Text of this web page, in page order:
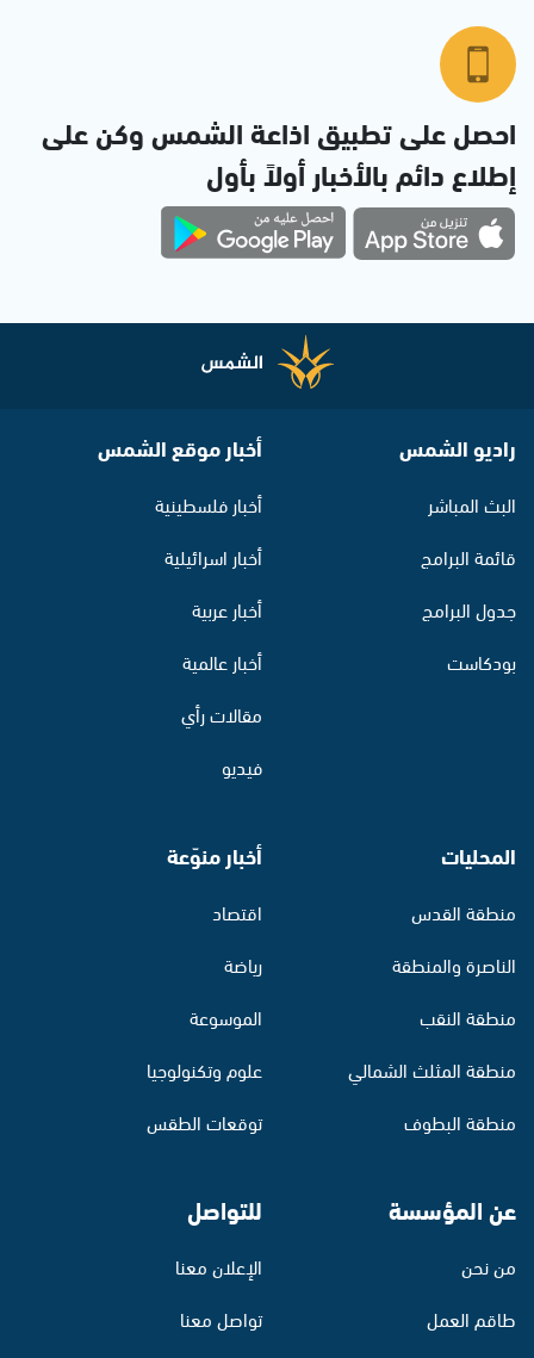
احصل على تطبيق اذاعة الشمس وكن على
إطلاع دائم بالأخبار أولاً بأول
راديو الشمس
البث المباشر
قائمة البرامج
جدول البرامج
بودكاست
أخبار موقع الشمس
أخبار فلسطينية
أخبار اسرائيلية
أخبار عربية
أخبار عالمية
مقالات رأي
فيديو
المحليات
منطقة القدس
الناصرة والمنطقة
منطقة النقب
منطقة المثلث الشمالي
منطقة البطوف
أخبار منوّعة
اقتصاد
رياضة
الموسوعة
علوم وتكنولوجيا
توقعات الطقس
عن المؤسسة
من نحن
طاقم العمل
للتواصل
الإعلان معنا
تواصل معنا